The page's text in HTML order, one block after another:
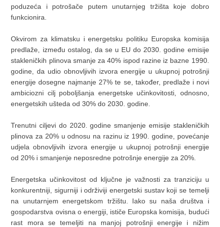
poduzeća i potrošače putem unutarnjeg tržišta koje dobro
funkcionira.
Okvirom za klimatsku i energetsku politiku Europska komisija
predlaže, između ostalog, da se u EU do 2030. godine emisije
stakleničkih plinova smanje za 40% ispod razine iz bazne 1990.
godine, da udio obnovljivih izvora energije u ukupnoj potrošnji
energije dosegne najmanje 27% te se, također, predlaže i novi
ambiciozni cilj poboljšanja energetske učinkovitosti, odnosno,
energetskih ušteda od 30% do 2030. godine.
Trenutni ciljevi do 2020. godine smanjenje emisije stakleničkih
plinova za 20% u odnosu na razinu iz 1990. godine, povećanje
udjela obnovljivih izvora energije u ukupnoj potrošnji energije
od 20% i smanjenje neposredne potrošnje energije za 20%.
Energetska učinkovitost od ključne je važnosti za tranziciju u
konkurentniji, sigurniji i održiviji energetski sustav koji se temelji
na unutarnjem energetskom tržištu. Iako su naša društva i
gospodarstva ovisna o energiji, ističe Europska komisija, budući
rast mora se temeljiti na manjoj potrošnji energije i nižim